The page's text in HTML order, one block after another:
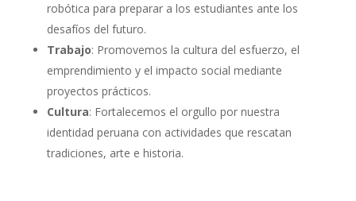
robótica para preparar a los estudiantes ante los
desafíos del futuro.
Trabajo: Promovemos la cultura del esfuerzo, el
emprendimiento y el impacto social mediante
proyectos prácticos.
Cultura: Fortalecemos el orgullo por nuestra
identidad peruana con actividades que rescatan
tradiciones, arte e historia.